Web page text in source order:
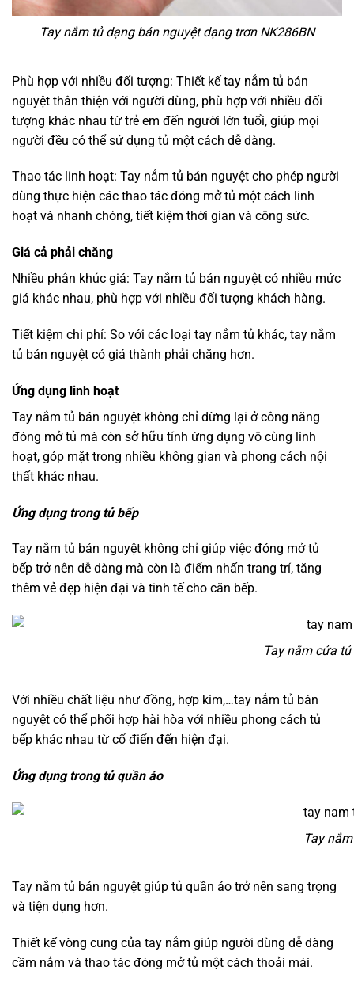
Tay nắm tủ dạng bán nguyệt dạng trơn NK286BN
Phù hợp với nhiều đối tượng: Thiết kế tay nắm tủ bán
nguyệt thân thiện với người dùng, phù hợp với nhiều đối
tượng khác nhau từ trẻ em đến người lớn tuổi, giúp mọi
người đều có thể sử dụng tủ một cách dễ dàng.
Thao tác linh hoạt: Tay nắm tủ bán nguyệt cho phép người
dùng thực hiện các thao tác đóng mở tủ một cách linh
hoạt và nhanh chóng, tiết kiệm thời gian và công sức.
Giá cả phải chăng
Nhiều phân khúc giá: Tay nắm tủ bán nguyệt có nhiều mức
giá khác nhau, phù hợp với nhiều đối tượng khách hàng.
Tiết kiệm chi phí: So với các loại tay nắm tủ khác, tay nắm
tủ bán nguyệt có giá thành phải chăng hơn.
Ứng dụng linh hoạt
Tay nắm tủ bán nguyệt không chỉ dừng lại ở công năng
đóng mở tủ mà còn sở hữu tính ứng dụng vô cùng linh
hoạt, góp mặt trong nhiều không gian và phong cách nội
thất khác nhau.
Ứng dụng trong tủ bếp
Tay nắm tủ bán nguyệt không chỉ giúp việc đóng mở tủ
bếp trở nên dễ dàng mà còn là điểm nhấn trang trí, tăng
thêm vẻ đẹp hiện đại và tinh tế cho căn bếp.
Tay nắm cửa
Với nhiều chất liệu như đồng, hợp kim,…tay nắm tủ bán
nguyệt có thể phối hợp hài hòa với nhiều phong cách tủ
bếp khác nhau từ cổ điển đến hiện đại.
Ứng dụng trong tủ quần áo
Tay
Tay nắm tủ bán nguyệt giúp tủ quần áo trở nên sang trọng
và tiện dụng hơn.
Thiết kế vòng cung của tay nắm giúp người dùng dễ dàng
cầm nắm và thao tác đóng mở tủ một cách thoải mái.